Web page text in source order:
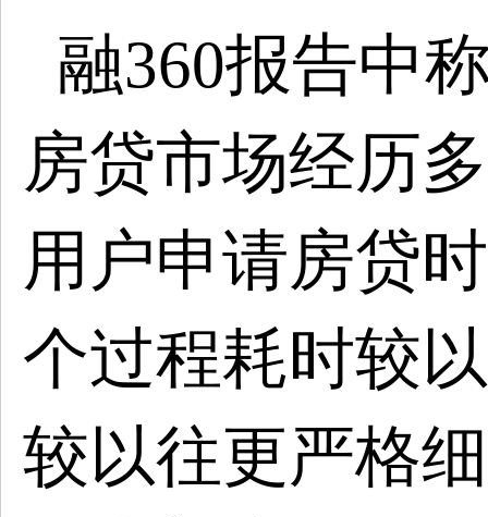
融360报告中
房贷市场经历
用户申请房贷
个过程耗时较
较以往更严格